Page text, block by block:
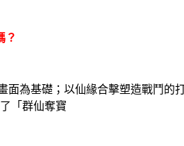
？
面為基礎；以仙緣合擊塑造戰鬥
「群仙奪寶